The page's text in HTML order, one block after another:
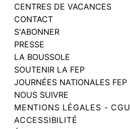
CENTRES DE VACANCES
CONTACT
S'ABONNER
PRESSE
LA BOUSSOLE
SOUTENIR LA FEP
JOURNÉES NATIONALES FEP
NOUS SUIVRE
MENTIONS LÉGALES - CGU
ACCESSIBILITÉ